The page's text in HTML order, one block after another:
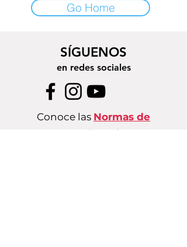
Go Home
SÍGUENOS
en redes sociales
Conoce las Normas de